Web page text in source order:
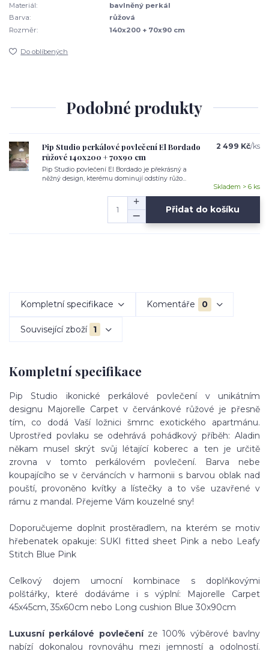
Materiál:
bavlněný perkál
Barva:
růžová
Rozměr:
140x200 + 70x90 cm
Do oblíbených
Podobné produkty
Pip Studio perkálové povlečení El Bordado
růžové 140x200 + 70x90 cm
Pip Studio povlečení El Bordado je překrásný a
něžný design, kterému dominují odstíny růžo...
2 499 Kč/ks
Skladem > 6 ks
Přidat do košíku
Kompletní specifikace Komentáře 0
Související zboží 1
Kompletní specifikace
Pip Studio ikonické perkálové povlečení v unikátním
designu Majorelle Carpet v červánkové růžové je přesně
tím, co dodá Vaší ložnici šmrnc exotického apartmánu.
Uprostřed povlaku se odehrává pohádkový příběh: Aladin
někam musel skrýt svůj létající koberec a ten je určitě
zrovna v tomto perkálovém povlečení. Barva nebe
koupajícího se v červáncích v harmonii s barvou oblak nad
pouští, provoněno kvítky a lístečky a to vše uzavřené v
rámu z mandal. Přejeme Vám kouzelné sny!
Doporučujeme doplnit prostěradlem, na kterém se motiv
hřebenatek opakuje: SUKI fitted sheet Pink a nebo Leafy
Stitch Blue Pink
Celkový dojem umocní kombinace s doplňkovými
polštářky, které dodáváme i s výplní: Majorelle Carpet
45x45cm, 35x60cm nebo Long cushion Blue 30x90cm
Luxusní perkálové povlečeníze 100% výběrové bavlny
nabízí dokonalou rovnováhu mezi jemností a odolností.